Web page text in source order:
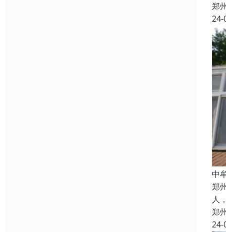
郑
24-
中
郑
人
郑
24-